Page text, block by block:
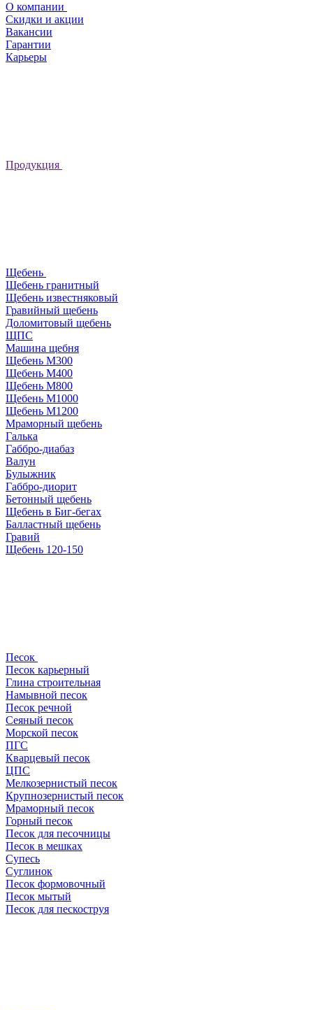
О компании
Скидки и акции
Вакансии
Гарантии
Карьеры
Продукция
Щебень
Щебень гранитный
Щебень известняковый
Гравийный щебень
Доломитовый щебень
ЩПС
Машина щебня
Щебень М300
Щебень М400
Щебень М800
Щебень М1000
Щебень М1200
Мраморный щебень
Галька
Габбро-диабаз
Валун
Булыжник
Габбро-диорит
Бетонный щебень
Щебень в Биг-бегах
Балластный щебень
Гравий
Щебень 120-150
Песок
Песок карьерный
Глина строительная
Намывной песок
Песок речной
Сеяный песок
Морской песок
ПГС
Кварцевый песок
ЦПС
Мелкозернистый песок
Крупнозернистый песок
Мраморный песок
Горный песок
Песок для песочницы
Песок в мешках
Супесь
Суглинок
Песок формовочный
Песок мытый
Песок для пескоструя